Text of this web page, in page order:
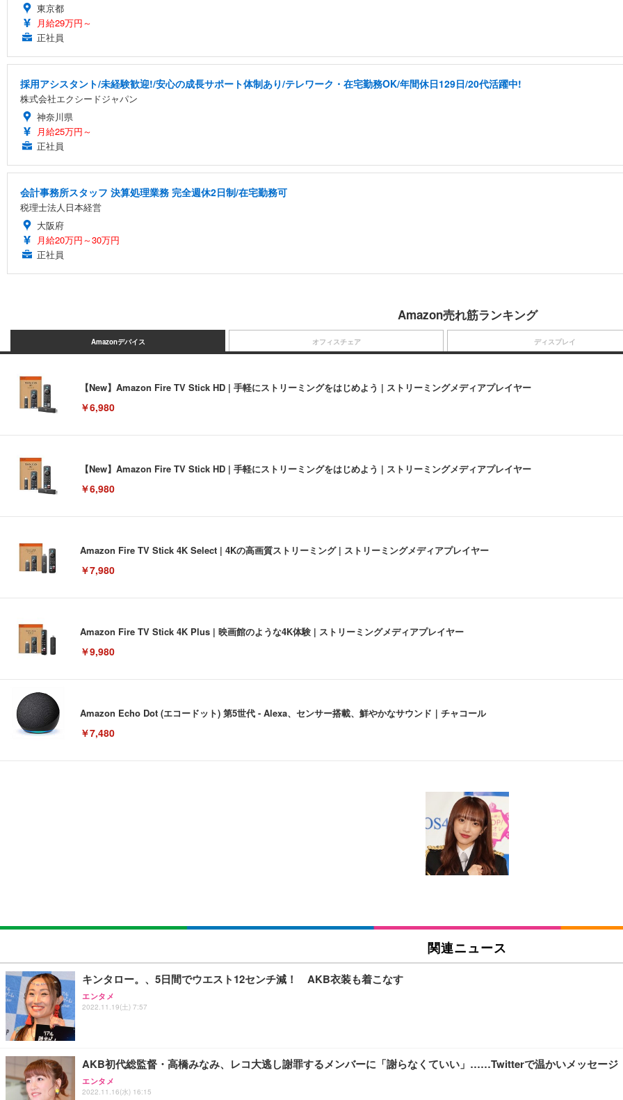
東京都
月給29万円～
正社員
採用アシスタント/未経験歓迎!/安心の成長サポート体制あり/テレワーク・在宅勤務OK/年間休日129日/20代活躍中!
株式会社エクシードジャパン
神奈川県
月給25万円～
正社員
会計事務所スタッフ 決算処理業務 完全週休2日制/在宅勤務可
税理士法人日本経営
大阪府
月給20万円～30万円
正社員
Amazon売れ筋ランキング
Amazonデバイス
【New】Amazon Fire TV Stick HD | 手軽にストリーミングをはじめよう | ストリーミングメディアプレイヤー
￥6,980
【New】Amazon Fire TV Stick HD | 手軽にストリーミングをはじめよう | ストリーミングメディアプレイヤー
￥6,980
Amazon Fire TV Stick 4K Select | 4Kの高画質ストリーミング | ストリーミングメディアプレイヤー
￥7,980
Amazon Fire TV Stick 4K Plus | 映画館のような4K体験 | ストリーミングメディアプレイヤー
￥9,980
Amazon Echo Dot (エコードット) 第5世代 - Alexa、センサー搭載、鮮やかなサウンド｜チャコール
￥7,480
オフィスチェア
[EdoErgo] オフィスチェア 椅子 テレワーク 疲れない 跳ね上げ式アームレスト コンパクト 約105度ロッキング pc 事務椅子 360度回
Sezlife オフィスチェア デスクチェア 疲れない テレワーク チェア 強化バックレスト 30度ロッキング機能 人間工学 椅子 腰サポー
ション PCチェア 通気性メッシュ ゲーミング/勉強/事務用 おしゃれ パソコンチェア (ブラック)
￥7,680
ション PCチェア 通気性メッシュ ゲーミング/勉強/事務用 おしゃれ パソコンチェア (ホワイト)
￥7,680
ディスプレイ
EIZO ビジネス向けプレミアムモニター | FlexScan EV3240X-WT | 31.5型4K UHD・USB Type-C・ホワイト
【純正品】27"ゲーミングモニター DualSense 充電フック付き（CFI-ZDM1J）
￥49,979
【整備済み品】Dell E2724HS 27インチ 液晶モニター フルHD（1920×1080）VA 非光沢 HDMI/DisplayPort/VGA スピーカー内蔵 高
￥15,800
ネオ・ルーライフ ネオ・オムツ L 中型犬用 26枚入り 単品
￥1,800
Smart Basic(スマートベーシック) 【Amazon.co.jp限定】 Smart Basic アイリスオーヤマ ペットシーツ 超厚型 お徳用 ワイド 100枚
￥3,670
関連ニュース
キンタロー。、5日間でウエスト12センチ減！ AKB衣装も着こなす
エンタメ
2022.11.19(土) 7:57
AKB初代総監督・高橋みなみ、レコ大逃し謝罪するメンバーに「謝らなくていい」……Twitterで温かいメッセージ
エンタメ
2022.11.16(水) 16:15